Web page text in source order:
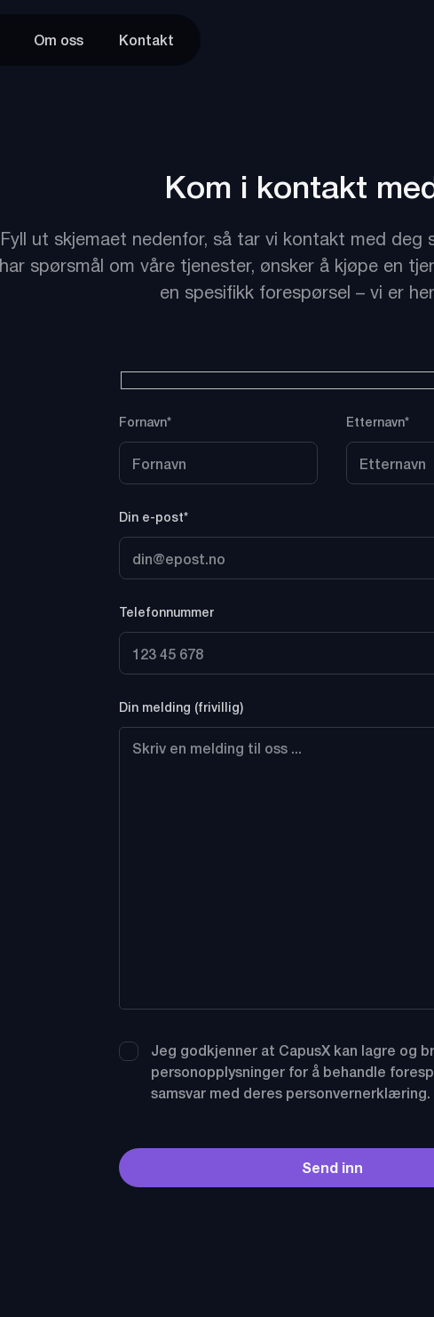
Om oss Kontakt
Kom i kontakt
Fyll ut skjemaet nedenfor, så tar vi kontakt med deg
har spørsmål om våre tjenester, ønsker å kjøpe en
en spesifikk forespørsel – vi er
Fornavn* Etternavn*
Din e-post*
Telefonnummer
Din melding (frivillig)
Jeg godkjenner at CapusX kan lagre og
personopplysninger for å behandle
samsvar med deres personvernerklæring.
Send inn